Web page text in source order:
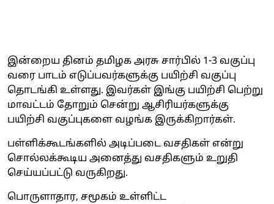
இன்றைய தினம் தமிழக அரசு சார்பில் 1-3 வகுப்பு
வரை பாடம் எடுப்பவர்களுக்கு பயிற்சி வகுப்பு
தொடங்கி உள்ளது. இவர்கள் இங்கு பயிற்சி பெற்று
மாவட்டம் தோறும் சென்று ஆசிரியர்களுக்கு
பயிற்சி வகுப்புகளை வழங்க இருக்கிறார்கள்.
பள்ளிக்கூடங்களில் அடிப்படை வசதிகள் என்று
சொல்லக்கூடிய அனைத்து வசதிகளும் உறுதி
செய்யப்பட்டு வருகிறது.
பொருளாதார, சமூகம் உள்ளிட்ட